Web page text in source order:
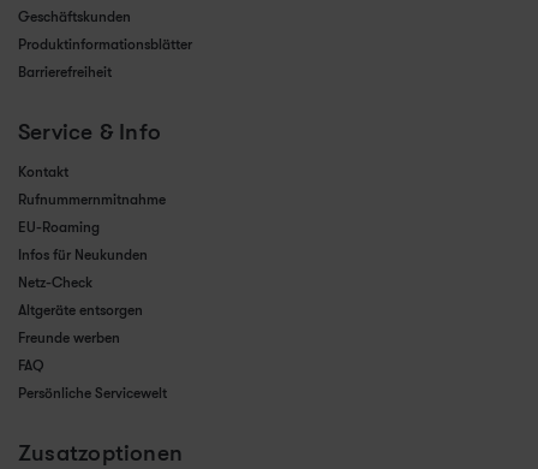
Geschäftskunden
Produktinformationsblätter
Barrierefreiheit
Service & Info
Kontakt
Rufnummernmitnahme
EU-Roaming
Infos für Neukunden
Netz-Check
Altgeräte entsorgen
Freunde werben
FAQ
Persönliche Servicewelt
Zusatzoptionen